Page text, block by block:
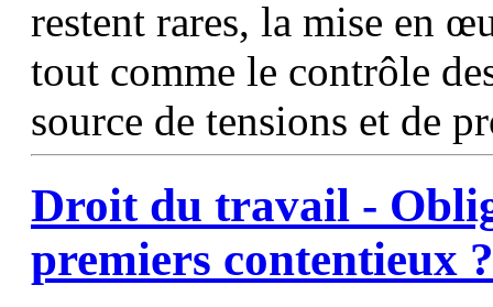
restent rares, la mise en
tout comme le contrôle
source de tensions et de
Droit du travail -
premiers contentieux ?